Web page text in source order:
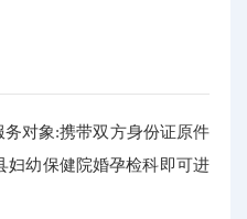
对象:携带双方身份证原件
妇幼保健院婚孕检科即可进